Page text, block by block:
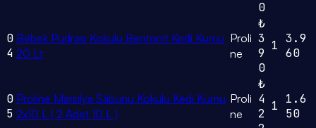
0
0
4
Bebek Pudrası Kokulu Bentonit Kedi Kumu
20 Lt
Proli
ne
₺
3
9
0
1 3.9
60
0
5
Proline Marsilya Sabunu Kokulu Kedi Kumu
2x10 L ( 2 Adet 10 L )
Proli
ne
₺
4
2
1
1.6
50